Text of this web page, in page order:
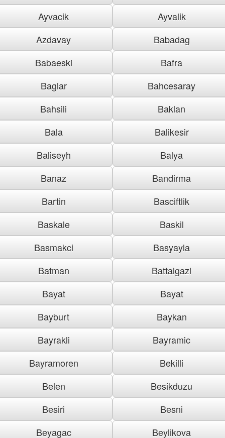
Ayvacik
Ayvalik
Azdavay
Babadag
Babaeski
Bafra
Baglar
Bahcesaray
Bahsili
Baklan
Bala
Balikesir
Baliseyh
Balya
Banaz
Bandirma
Bartin
Basciftlik
Baskale
Baskil
Basmakci
Basyayla
Batman
Battalgazi
Bayat
Bayat
Bayburt
Baykan
Bayrakli
Bayramic
Bayramoren
Bekilli
Belen
Besikduzu
Besiri
Besni
Beyagac
Beylikova